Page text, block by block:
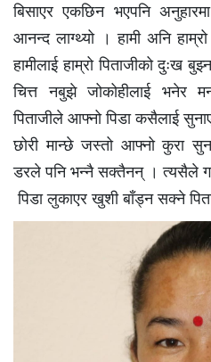
बिसाएर एकछिन भएपनि
आनन्द लाग्थ्यो । हामी अनि
हामीलाई हाम्रो पिताजीको दुःख
चित्त नबुझे जोकोहीलाई
पिताजीले आफ्नो पिडा कसैलाई
छोरी मान्छे जस्तो आफ्नो कुरा
डरले पनि भन्नै सक्तैनन् । त्यसैले
पिडा लुकाएर खुशी बाँड्न सक्ने